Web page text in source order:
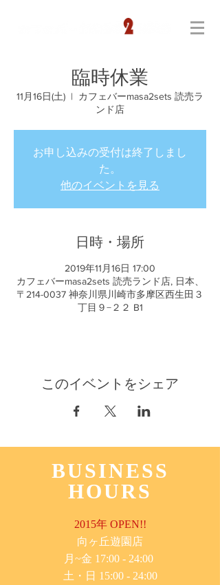
臨時休業
11月16日(土)
  |
カフェバーmasa2sets 読売ラ
ンド店
お申し込みの受付は終了しまし
た。
他のイベントを見る
日時・場所
2019年11月16日 17:00
カフェバーmasa2sets 読売ランド店, 日本、
〒214-0037 神奈川県川崎市多摩区西生田３
丁目９−２２ B1
このイベントをシェア
BUSINESS
HOURS
2015年 OPEN!!
​向ヶ丘遊園店
月~金 17:00 - 24:00
土・日 15:00 - 24:00